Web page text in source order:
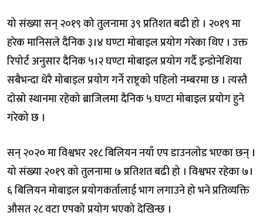
यो संख्या सन् २०१९ को तुलनामा ३९ प्रतिशत बढी हो । २०१९ मा
हरेक मानिसले दैनिक ३।४ घण्टा मोबाइल प्रयोग गरेका थिए । उक्त
रिपोर्ट अनुसार दैनिक ५।२ घण्टा मोबाइल प्रयोग गर्दै इन्डोनेशिया
सबैभन्दा धेरै मोबाइल प्रयोग गर्ने राष्ट्रको पहिलो नम्बरमा छ । त्यस्तै
दोस्रो स्थानमा रहेको ब्राजिलमा दैनिक ५ घण्टा मोबाइल प्रयोग हुने
गरेको छ ।
सन् २०२० मा विश्वभर २१८ बिलियन नयाँ एप डाउनलोड भएका छन् ।
यो संख्या २०१९ को तुलनामा ७ प्रतिशत बढी हो । विश्वभर रहेका ७।
६ बिलियन मोबाइल प्रयोगकर्तालाई भाग लगाउने हो भने प्रतिव्यक्ति
औसत २८ वटा एपको प्रयोग भएको देखिन्छ ।